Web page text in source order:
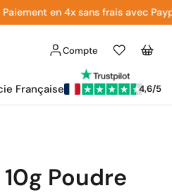
en 4x sans frais avec Paypal
Compte
Liste
d'envies
Panier
Française 4,6/5
Poudre